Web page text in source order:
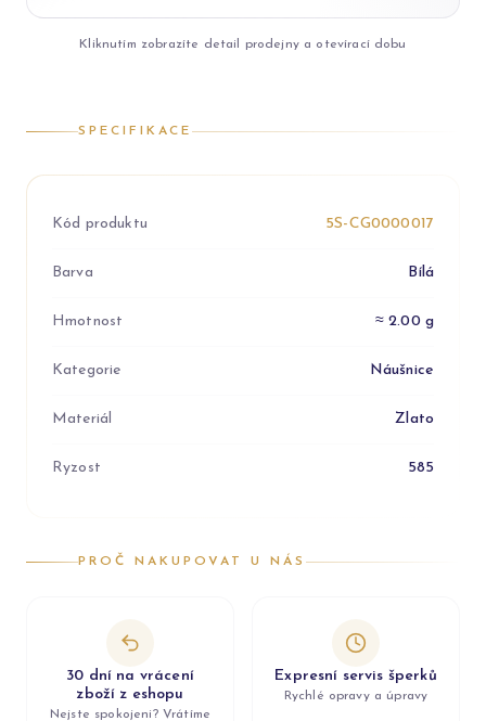
Kliknutím zobrazíte detail prodejny a otevírací dobu
SPECIFIKACE
Kód produktu 5S-CG0000017
Barva Bílá
Hmotnost ≈ 2.00 g
Kategorie Náušnice
Materiál Zlato
Ryzost 585
PROČ NAKUPOVAT U NÁS
30 dní na vrácení
zboží z eshopu
Nejste spokojeni? Vrátíme
Expresní servis šperků
Rychlé opravy a úpravy